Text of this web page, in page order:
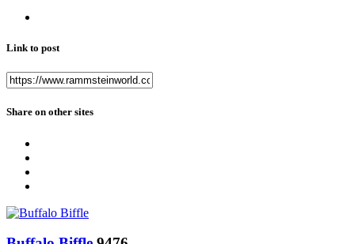
Link to post
Share on other sites